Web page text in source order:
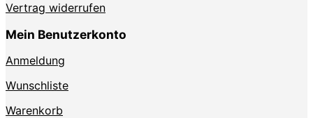
Vertrag widerrufen
Mein Benutzerkonto
Anmeldung
Wunschliste
Warenkorb